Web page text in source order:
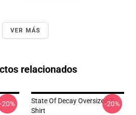
VER MÁS
relacionados
-20%
State Of Decay Oversized T-
Shirt
-20%